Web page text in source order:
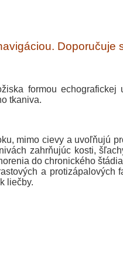
Doporučuje
formou echografickej
tkaniva.
mimo cievy a uvoľňujú
zahrňujúc kosti,
do chronického
a protizápalových
liečby.